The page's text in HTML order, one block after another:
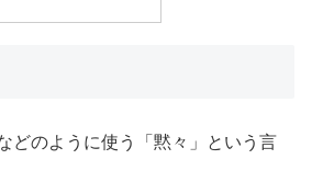
どのように使う「黙々」という言